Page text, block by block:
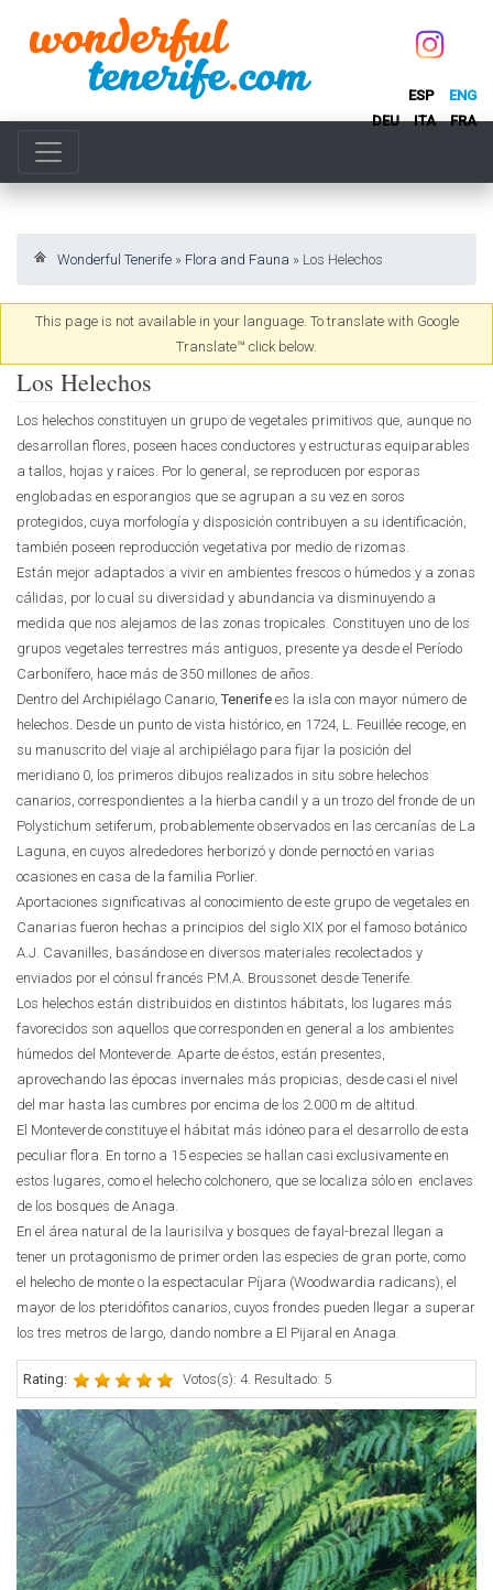
ESP
ENG
DEU
ITA FRA
Wonderful Tenerife » Flora and Fauna » Los Helechos
This page is not available in your language. To translate with Google
Translate™ click below.
Los Helechos
Los helechos constituyen un grupo de vegetales primitivos que, aunque no
desarrollan flores, poseen haces conductores y estructuras equiparables
a tallos, hojas y raíces. Por lo general, se reproducen por esporas
englobadas en esporangios que se agrupan a su vez en soros
protegidos, cuya morfología y disposición contribuyen a su identificación,
también poseen reproducción vegetativa por medio de rizomas.
Están mejor adaptados a vivir en ambientes frescos o húmedos y a zonas
cálidas, por lo cual su diversidad y abundancia va disminuyendo a
medida que nos alejamos de las zonas tropicales. Constituyen uno de los
grupos vegetales terrestres más antiguos, presente ya desde el Período
Carbonífero, hace más de 350 millones de años.
Dentro del Archipiélago Canario, Tenerife es la isla con mayor número de
helechos. Desde un punto de vista histórico, en 1724, L. Feuillée recoge, en
su manuscrito del viaje al archipiélago para fijar la posición del
meridiano 0, los primeros dibujos realizados in situ sobre helechos
canarios, correspondientes a la hierba candil y a un trozo del fronde de un
Polystichum setiferum, probablemente observados en las cercanías de La
Laguna, en cuyos alrededores herborizó y donde pernoctó en varias
ocasiones en casa de la familia Porlier.
Aportaciones significativas al conocimiento de este grupo de vegetales en
Canarias fueron hechas a principios del siglo XIX por el famoso botánico
A.J. Cavanilles, basándose en diversos materiales recolectados y
enviados por el cónsul francés P.M.A. Broussonet desde Tenerife.
Los helechos están distribuidos en distintos hábitats, los lugares más
favorecidos son aquellos que corresponden en general a los ambientes
húmedos del Monteverde. Aparte de éstos, están presentes,
aprovechando las épocas invernales más propicias, desde casi el nivel
del mar hasta las cumbres por encima de los 2.000 m de altitud.
El Monteverde constituye el hábitat más idóneo para el desarrollo de esta
peculiar flora. En torno a 15 especies se hallan casi exclusivamente en
estos lugares, como el helecho colchonero, que se localiza sólo en enclaves
de los bosques de Anaga.
En el área natural de la laurisilva y bosques de fayal-brezal llegan a
tener un protagonismo de primer orden las especies de gran porte, como
el helecho de monte o la espectacular Píjara (Woodwardia radicans), el
mayor de los pteridófitos canarios, cuyos frondes pueden llegar a superar
los tres metros de largo, dando nombre a El Pijaral en Anaga.
Rating: Votos(s): 4. Resultado: 5